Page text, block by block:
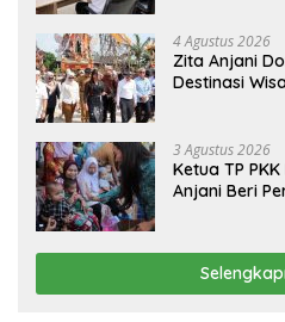
4 Agustus 2026
Zita Anjani
Destinasi
3 Agustus 2026
Ketua TP
Anjani Beri